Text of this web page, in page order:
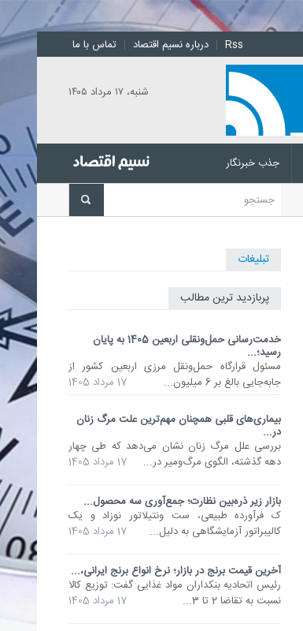
تماس با ما | درباره نسیم اقتصاد | Rss
شنبه، ۱۷ مرداد ۱۴۰۵
جذب خبرنگار
رئیس اتحادیه بنکداران
تبلیغات
پربازدید ترین مطالب
خدمت‌رسانی حمل‌ونقلی اربعین 1405 به پایان
رسید؛...
مسئول قرارگاه حمل‌ونقل مرزی اربعین کشور از
جابه‌جایی بالغ بر 6 میلیون...
17 مرداد 1405
بیماری‌های قلبی همچنان مهم‌ترین علت مرگ زنان
در...
بررسی علل مرگ زنان نشان می‌دهد که طی چهار
دهه گذشته، الگوی مرگ‌ومیر در...
17 مرداد 1405
بازار زیر ذره‌بین نظارت؛ جمع‌آوری سه محصول...
ک فرآورده طبیعی، ست ونتیلاتور نوزاد و یک
کالیبراتور آزمایشگاهی به دلیل...
17 مرداد 1405
آخرین قیمت برنج در بازار؛ نرخ انواع برنج ایرانی،...
رئیس اتحادیه بنکداران مواد غذایی گفت: توزیع کالا
نسبت به تقاضا 2 تا 3...
17 مرداد 1405